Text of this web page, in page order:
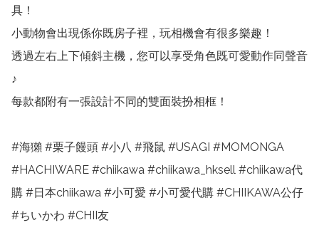
具！
小動物會出現係你既房子裡，玩相機會有很多樂趣！
透過左右上下傾斜主機，您可以享受角色既可愛動作同聲音
♪
每款都附有一張設計不同的雙面裝扮相框！
#海獺 #栗子饅頭 #小八 #飛鼠 #USAGI #MOMONGA
#HACHIWARE #chiikawa #chiikawa_hksell #chiikawa代
購 #日本chiikawa #小可愛 #小可愛代購 #CHIIKAWA公仔
#ちいかわ #CHII友